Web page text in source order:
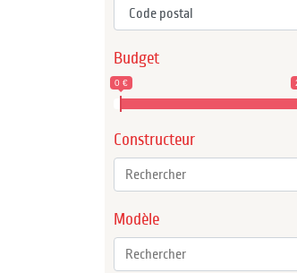
Budget
0 €
Constructeur
Modèle